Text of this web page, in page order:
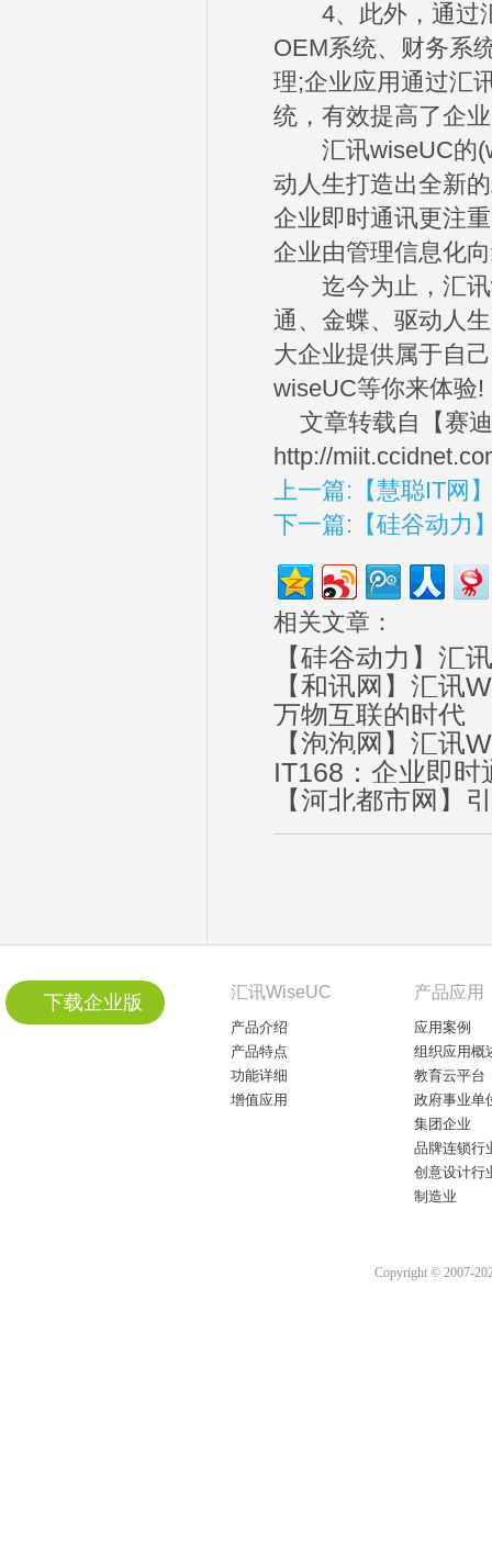
4、此外，通过汇
OEM系统、财务系
理;企业应用通过汇
统，有效提高了企
汇讯wiseUC的
动人生打造出全新
企业即时通讯更注
企业由管理信息化
迄今为止，汇讯
通、金蝶、驱动人
大企业提供属于自
wiseUC等你来体验!
文章转载自【赛
http://
上一篇:【慧聪IT网
下一篇:【硅谷动力
相关文章：
【硅谷动力】
【和讯网】汇讯
万物互联的时代
【泡泡网】汇讯
IT168：企业即
【河北都市网】
天
下载企业版 汇讯WiseUC
产品介绍
产品特点
功能详细
增值应用
产品应用
应用案例
组织应用概
教育云平台
政府事业单
集团企业
品牌连锁行
创意设计行
制造业
Copyright © 2007-